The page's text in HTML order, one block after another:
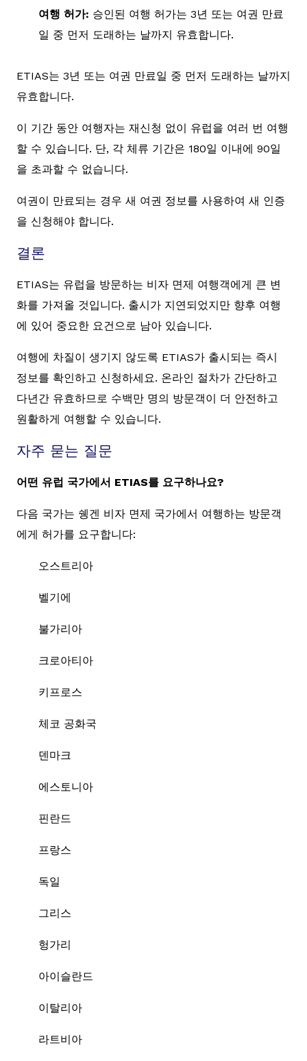
여행 허가: 승인된 여행 허가는 3년 또는 여권 만료
일 중 먼저 도래하는 날까지 유효합니다.
ETIAS는 3년 또는 여권 만료일 중 먼저 도래하는 날까지
유효합니다.
이 기간 동안 여행자는 재신청 없이 유럽을 여러 번 여행
할 수 있습니다. 단, 각 체류 기간은 180일 이내에 90일
을 초과할 수 없습니다.
여권이 만료되는 경우 새 여권 정보를 사용하여 새 인증
을 신청해야 합니다.
결론
ETIAS는 유럽을 방문하는 비자 면제 여행객에게 큰 변
화를 가져올 것입니다. 출시가 지연되었지만 향후 여행
에 있어 중요한 요건으로 남아 있습니다.
여행에 차질이 생기지 않도록 ETIAS가 출시되는 즉시
정보를 확인하고 신청하세요. 온라인 절차가 간단하고
다년간 유효하므로 수백만 명의 방문객이 더 안전하고
원활하게 여행할 수 있습니다.
자주 묻는 질문
어떤 유럽 국가에서 ETIAS를 요구하나요?
다음 국가는 쉥겐 비자 면제 국가에서 여행하는 방문객
에게 허가를 요구합니다:
오스트리아
벨기에
불가리아
크로아티아
키프로스
체코 공화국
덴마크
에스토니아
핀란드
프랑스
독일
그리스
헝가리
아이슬란드
이탈리아
라트비아